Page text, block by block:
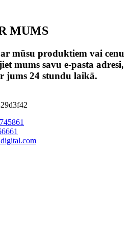
MUMS
mūsu produktiem vai cenu
mums savu e-pasta adresi,
jums 24 stundu laikā.